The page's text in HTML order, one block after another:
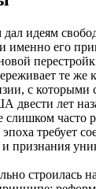
идеям
именно его
те же
с которыми
двести лет
часто
требует
признания
строилась на